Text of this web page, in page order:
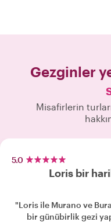
Gezginler
Misafirlerin
5.0
Loris bir
"Loris ile Murano ve
bir günübirlik gezi